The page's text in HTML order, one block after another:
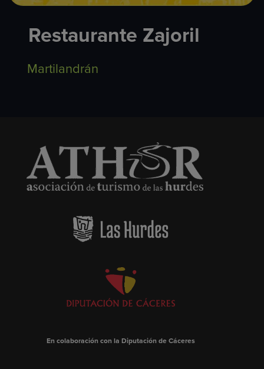
Restaurante Zajoril
Martilandrán
En colaboración con la Diputación de Cáceres